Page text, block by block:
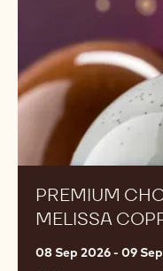
PREMIUM
MELISSA
08 Sep 2026 - 09